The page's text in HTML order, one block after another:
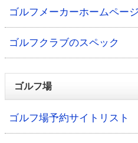
ゴルフメーカーホームペー
ゴルフクラブのスペック
ゴルフ場
ゴルフ場予約サイトリスト